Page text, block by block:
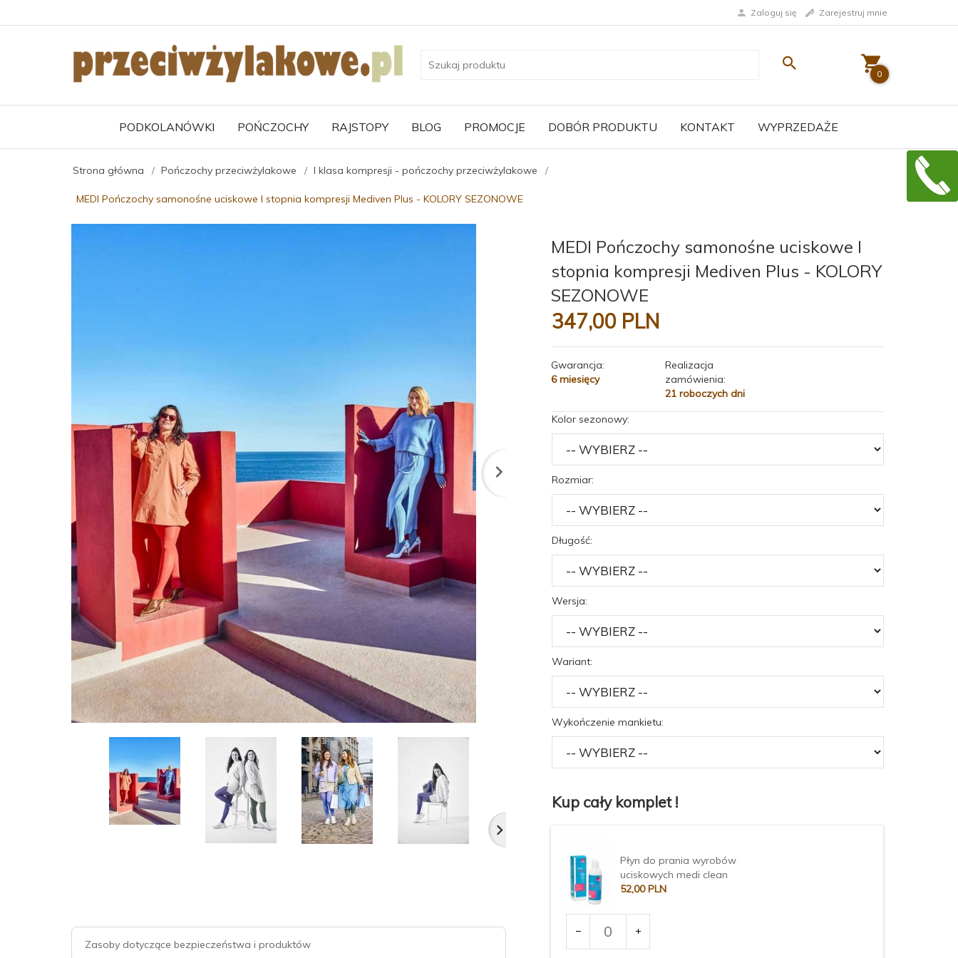
Zaloguj się Zarejestruj mnie
0
PODKOLANÓWKI POŃCZOCHY RAJSTOPY BLOG PROMOCJE DOBÓR PRODUKTU KONTAKT WYPRZEDAŻE
Strona główna Pończochy przeciwżylakowe I klasa kompresji - pończochy przeciwżylakowe
MEDI Pończochy samonośne uciskowe I stopnia kompresji Mediven Plus - KOLORY SEZONOWE
Zasoby dotyczące bezpieczeństwa i produktów
MEDI Pończochy samonośne uciskowe I
stopnia kompresji Mediven Plus - KOLORY
SEZONOWE
347,00 PLN
Gwarancja:
6 miesięcy
Realizacja
zamówienia:
21 roboczych dni
Kolor sezonowy:
Rozmiar:
Długość:
Wersja:
Wariant:
Wykończenie mankietu:
Kup cały komplet !
Płyn do prania wyrobów
uciskowych medi clean
52,00 PLN
dla
produktu